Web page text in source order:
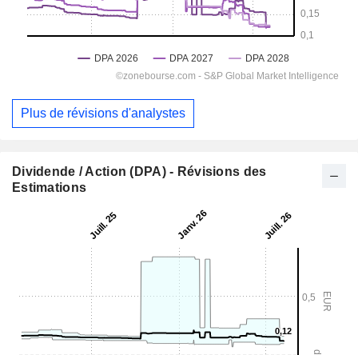
Plus de révisions d'analystes
Dividende / Action (DPA) - Révisions des
Estimations